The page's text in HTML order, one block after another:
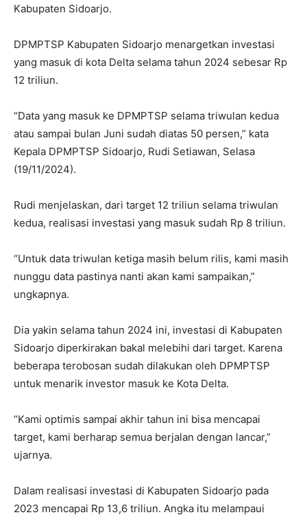
Kabupaten Sidoarjo.
DPMPTSP Kabupaten Sidoarjo menargetkan investasi
yang masuk di kota Delta selama tahun 2024 sebesar Rp
12 triliun.
“Data yang masuk ke DPMPTSP selama triwulan kedua
atau sampai bulan Juni sudah diatas 50 persen,” kata
Kepala DPMPTSP Sidoarjo, Rudi Setiawan, Selasa
(19/11/2024).
Rudi menjelaskan, dari target 12 triliun selama triwulan
kedua, realisasi investasi yang masuk sudah Rp 8 triliun.
“Untuk data triwulan ketiga masih belum rilis, kami masih
nunggu data pastinya nanti akan kami sampaikan,”
ungkapnya.
Dia yakin selama tahun 2024 ini, investasi di Kabupaten
Sidoarjo diperkirakan bakal melebihi dari target. Karena
beberapa terobosan sudah dilakukan oleh DPMPTSP
untuk menarik investor masuk ke Kota Delta.
“Kami optimis sampai akhir tahun ini bisa mencapai
target, kami berharap semua berjalan dengan lancar,”
ujarnya.
Dalam realisasi investasi di Kabupaten Sidoarjo pada
2023 mencapai Rp 13,6 triliun. Angka itu melampaui